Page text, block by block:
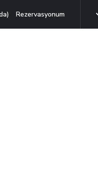
Rezervasyonum